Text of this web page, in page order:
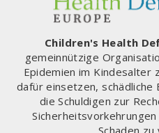
Children's Health
gemeinnützige
Epidemien im Kindesalter
dafür einsetzen,
die Schuldigen zur